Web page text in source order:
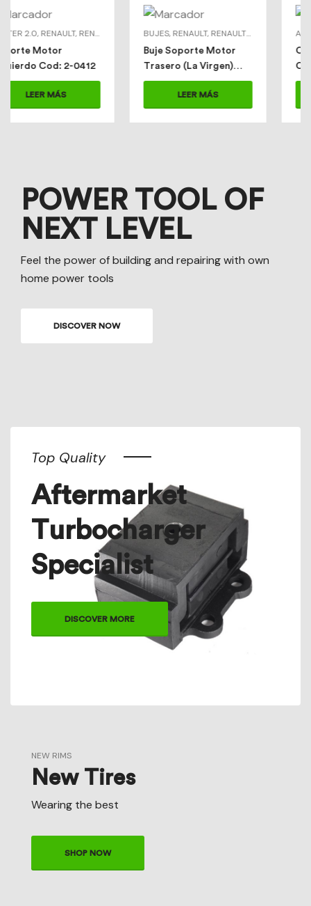
,SOPORTE MOTOR SOPORTE MOTOR IZQ,SOPORTE MOTOR
BUJES,RENAULT,RENAULT > TWINGO ,TWINGO
Buje Soporte Motor
Trasero (La Virgen)
Cod: 2-0403B
LEER MÁS
AMAROK,CAUCHO ESTABILIZADORA
Caucho Estabilizadora
Cod: CL093
LEER MÁS
POWER TOOL OF
NEXT LEVEL
Feel the power of building and repairing with own
home power tools
DISCOVER NOW
Top Quality
Aftermarket
Turbocharger
Specialist
DISCOVER MORE
NEW RIMS
New Tires
Wearing the best
SHOP NOW